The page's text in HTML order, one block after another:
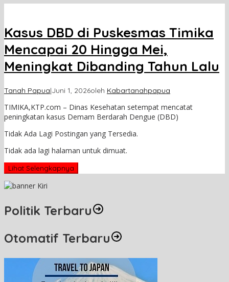
Kasus DBD di Puskesmas Timika
Mencapai 20 Hingga Mei,
Meningkat Dibanding Tahun Lalu
Tanah Papua|Juni 1, 2026oleh Kabartanahpapua
TIMIKA,KTP.com – Dinas Kesehatan setempat mencatat
peningkatan kasus Demam Berdarah Dengue (DBD)
Tidak Ada Lagi Postingan yang Tersedia.
Tidak ada lagi halaman untuk dimuat.
Lihat Selengkapnya
Politik Terbaru
Otomatif Terbaru